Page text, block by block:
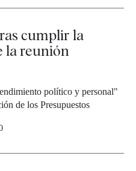
cumplir la
la reunión
político y personal"
de los Presupuestos